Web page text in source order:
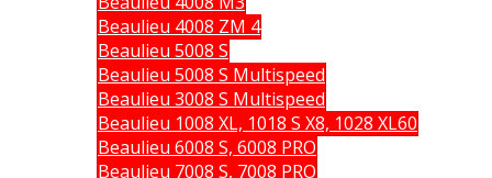
Beaulieu 4008 ZM 4
Beaulieu 5008 S
Beaulieu 5008 S Multispeed
Beaulieu 3008 S Multispeed
Beaulieu 1008 XL, 1018 S X8, 1028 XL60
Beaulieu 6008 S, 6008 PRO
Beaulieu 7008 S, 7008 PRO